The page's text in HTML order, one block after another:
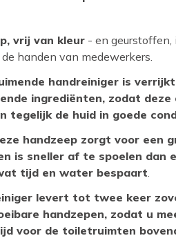
vrij van kleur - en geurstoffen,
handen van medewerkers.
handreiniger is
ingrediënten, zodat deze
tegelijk de huid in goede
handzeep zorgt voor een
is sneller af te spoelen dan
tijd en water bespaart.
levert tot twee keer
handzepen, zodat u
voor de toiletruimten